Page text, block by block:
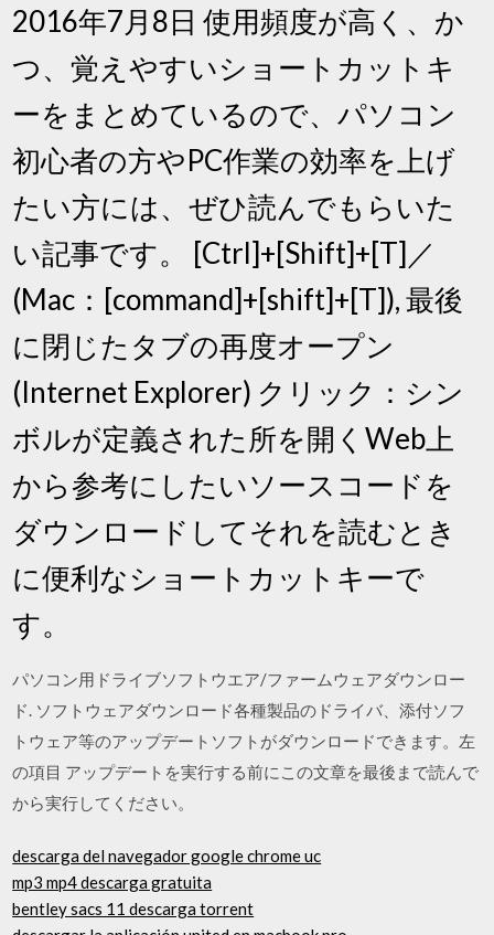
2016年7月8日 使用頻度が高く、か
つ、覚えやすいショートカットキ
ーをまとめているので、パソコン
初心者の方やPC作業の効率を上げ
たい方には、ぜひ読んでもらいた
い記事です。 [Ctrl]+[Shift]+[T]／
(Mac：[command]+[shift]+[T]), 最後
に閉じたタブの再度オープン
(Internet Explorer) クリック：シン
ボルが定義された所を開くWeb上
から参考にしたいソースコードを
ダウンロードしてそれを読むとき
に便利なショートカットキーで
す。
パソコン用ドライブソフトウエア/ファームウェアダウンロー
ド. ソフトウェアダウンロード各種製品のドライバ、添付ソフ
トウェア等のアップデートソフトがダウンロードできます。左
の項目 アップデートを実行する前にこの文章を最後まで読んで
から実行してください。
descarga del navegador google chrome uc
mp3 mp4 descarga gratuita
bentley sacs 11 descarga torrent